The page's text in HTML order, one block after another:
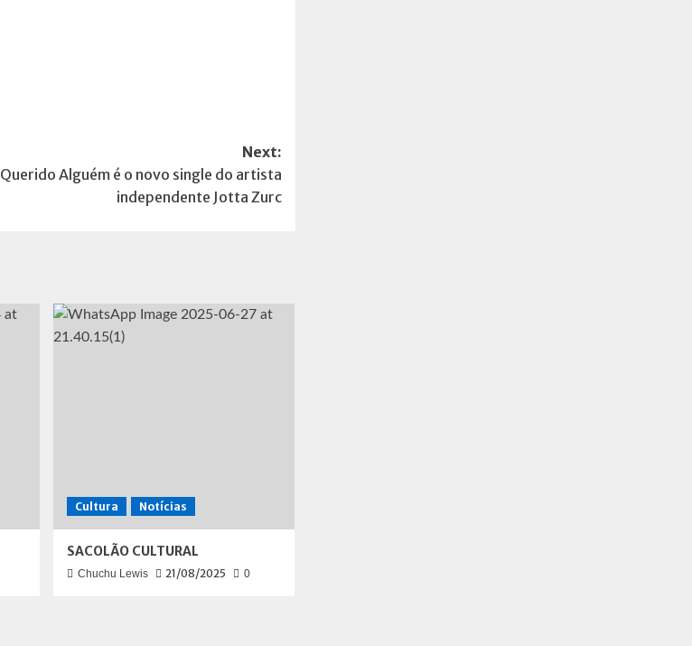
Next:
Querido Alguém é o novo single do artista
independente Jotta Zurc
Cultura Notícias
SACOLÃO CULTURAL
Chuchu Lewis 21/08/2025 0